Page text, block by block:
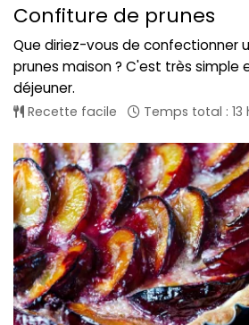
Confiture de prunes
Que diriez-vous de confectionner
prunes maison ? C'est très simple
déjeuner.
Recette facile Temps total : 13